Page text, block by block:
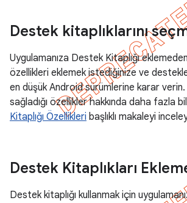
Destek kitaplıklarını
Uygulamanıza Destek Kitaplığı
özellikleri eklemek istediğinize ve
en düşük Android sürümlerine karar verin.
sağladığı özellikler hakkında daha fazla
Kitaplığı Özellikleri başlıklı makaleyi
Destek Kitaplıkları
Destek kitaplığı kullanmak için